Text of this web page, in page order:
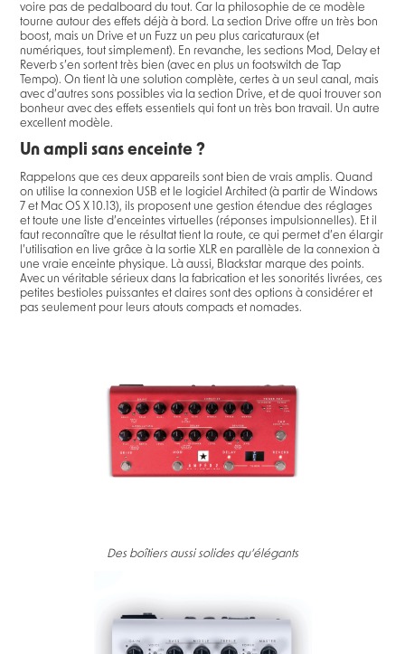
voire pas de pedalboard du tout. Car la philosophie de ce modèle
tourne autour des effets déjà à bord. La section Drive offre un très bon
boost, mais un Drive et un Fuzz un peu plus caricaturaux (et
numériques, tout simplement). En revanche, les sections Mod, Delay et
Reverb s’en sortent très bien (avec en plus un footswitch de Tap
Tempo). On tient là une solution complète, certes à un seul canal, mais
avec d’autres sons possibles via la section Drive, et de quoi trouver son
bonheur avec des effets essentiels qui font un très bon travail. Un autre
excellent modèle.
Un ampli sans enceinte ?
Rappelons que ces deux appareils sont bien de vrais amplis. Quand
on utilise la connexion USB et le logiciel Architect (à partir de Windows
7 et Mac OS X 10.13), ils proposent une gestion étendue des réglages
et toute une liste d’enceintes virtuelles (réponses impulsionnelles). Et il
faut reconnaître que le résultat tient la route, ce qui permet d’en élargir
l’utilisation en live grâce à la sortie XLR en parallèle de la connexion à
une vraie enceinte physique. Là aussi, Blackstar marque des points.
Avec un véritable sérieux dans la fabrication et les sonorités livrées, ces
petites bestioles puissantes et claires sont des options à considérer et
pas seulement pour leurs atouts compacts et nomades.
Des boîtiers aussi solides qu’élégants